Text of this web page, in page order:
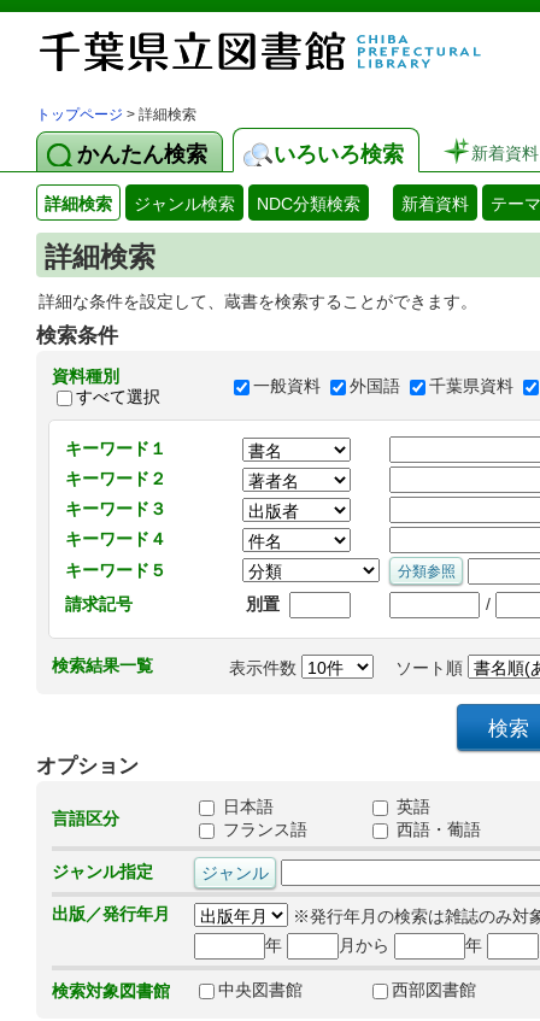
トップページ > 詳細検索
かんたん検索 いろいろ検索 新着資料
詳細検索 ジャンル検索 NDC分類検索 新着資料 テー
詳細検索
詳細な条件を設定して、蔵書を検索することができます。
検索条件
資料種別
すべて選択
一般資料 外国語 千葉県資料
キーワード１
キーワード２
キーワード３
キーワード４
キーワード５
請求記号
別置 /
検索結果一覧 表示件数 ソート順
オプション
言語区分
日本語
英語
フランス語
西語・葡語
ジャンル指定
出版／発行年月
※発行年月の検索は雑誌のみ対
年
月から 年
検索対象図書館 中央図書館 西部図書館